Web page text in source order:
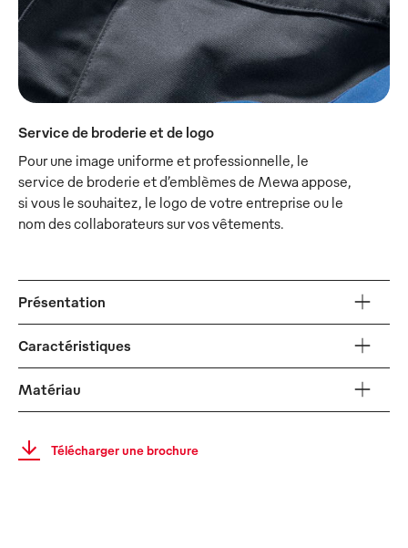
Service de broderie et de logo
Pour une image uniforme et professionnelle, le
service de broderie et d’emblèmes de Mewa appose,
si vous le souhaitez, le logo de votre entreprise ou le
nom des collaborateurs sur vos vêtements.
Présentation
Caractéristiques
Matériau
Télécharger une brochure